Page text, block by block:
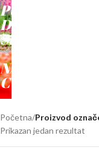
PUT
DO
SREĆE
-
NAŠE
CVEĆE
Početna/Proizvod
Prikazan jedan rezultat